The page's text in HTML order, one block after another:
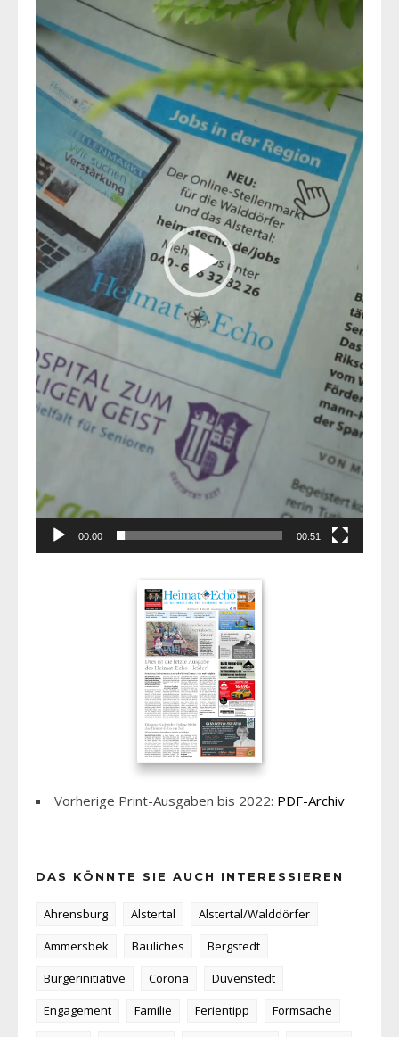
Player
00:00 00:51
Vorherige Print-Ausgaben bis 2022: PDF-Archiv
DAS KÖNNTE SIE AUCH INTERESSIEREN
Ahrensburg Alstertal
Alstertal/Walddörfer
Ammersbek
Bauliches
Bergstedt
Bürgerinitiative
Corona
Duvenstedt
Engagement
Familie Ferientipp
Formsache